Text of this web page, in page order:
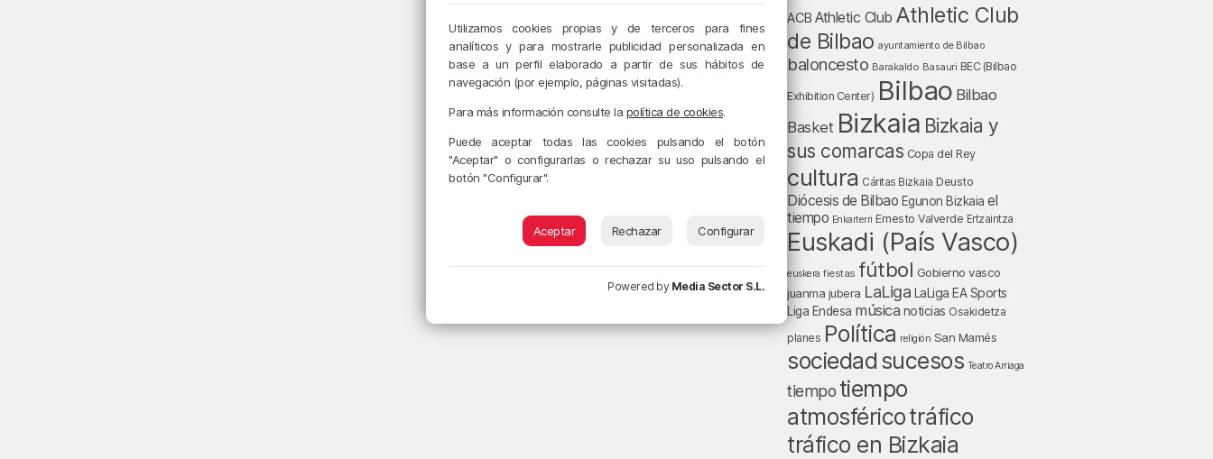
ACB Athletic Club Athletic Club
de Bilbao ayuntamiento de Bilbao
baloncesto Barakaldo Basauri BEC (Bilbao
Exhibition Center) Bilbao Bilbao
Basket Bizkaia Bizkaia y
sus comarcas Copa del Rey
cultura Cáritas Bizkaia Deusto
Diócesis de Bilbao Egunon Bizkaia el
tiempo Enkarterri Ernesto Valverde Ertzaintza
Euskadi (País Vasco)
euskera fiestas fútbol Gobierno vasco
juanma jubera LaLiga LaLiga EA Sports
Liga Endesa música noticias Osakidetza
planes Política religión San Mamés
sociedad sucesos Teatro Arriaga
tiempo tiempo
atmosféricotráfico
tráfico en Bizkaia
Utilizamos cookies propias y de terceros para fines
analíticos y para mostrarle publicidad personalizada en
base a un perfil elaborado a partir de sus hábitos de
navegación (por ejemplo, páginas visitadas).
Para más información consulte la política de cookies.
Puede aceptar todas las cookies pulsando el botón
"Aceptar" o configurarlas o rechazar su uso pulsando el
botón "Configurar".
Aceptar Rechazar Configurar
Powered by Media Sector S.L.